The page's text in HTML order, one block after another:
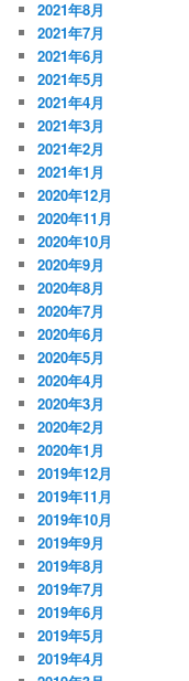
2021年8月
2021年7月
2021年6月
2021年5月
2021年4月
2021年3月
2021年2月
2021年1月
2020年12月
2020年11月
2020年10月
2020年9月
2020年8月
2020年7月
2020年6月
2020年5月
2020年4月
2020年3月
2020年2月
2020年1月
2019年12月
2019年11月
2019年10月
2019年9月
2019年8月
2019年7月
2019年6月
2019年5月
2019年4月